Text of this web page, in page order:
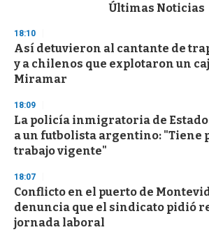
d
s
o
f
3
s
e
c
o
n
Últimas Noticias
18:10
Así detuvieron al cantante de
y a chilenos que explotaron un
Miramar
18:09
La policía inmigratoria de
a un futbolista argentino: "Tiene
trabajo vigente"
18:07
Conflicto en el puerto de
denuncia que el sindicato pidió
jornada laboral